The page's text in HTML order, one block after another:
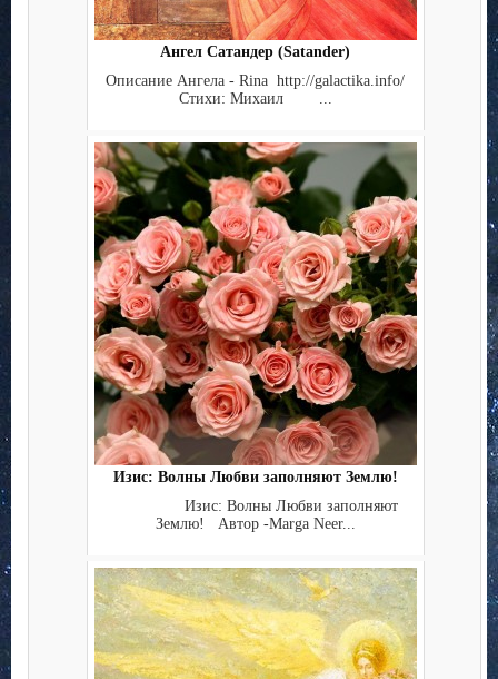
Ангел Сатандер (Satander)
Описание Ангела - Rina http://galactika.info/
Стихи: Михаил ...
Изис: Волны Любви заполняют Землю!
Изис: Волны Любви заполняют
Землю! Автор -Marga Neer...